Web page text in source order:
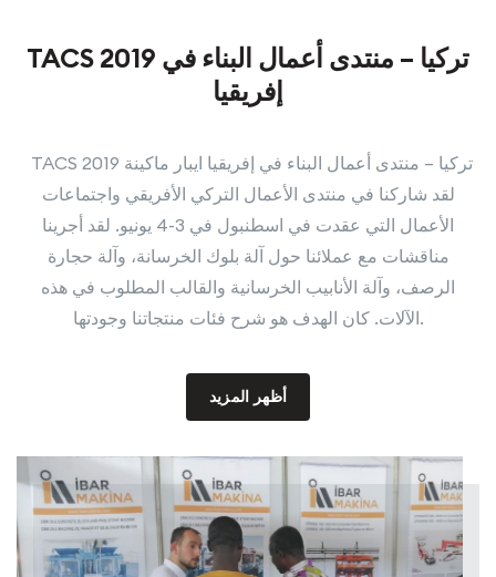
TACS 2019 تركيا – منتدى أعمال البناء في
إفريقيا
TACS 2019 تركيا – منتدى أعمال البناء في إفريقيا ايبار ماكينة
لقد شاركنا في منتدى الأعمال التركي الأفريقي واجتماعات
الأعمال التي عقدت في اسطنبول في 3-4 يونيو. لقد أجرينا
مناقشات مع عملائنا حول آلة بلوك الخرسانة، وآلة حجارة
الرصف، وآلة الأنابيب الخرسانية والقالب المطلوب في هذه
الآلات. كان الهدف هو شرح فئات منتجاتنا وجودتها.
أظهر المزيد